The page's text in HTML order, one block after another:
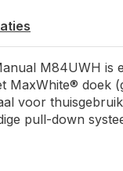
M84UWH is
MaxWhite® doek
voor
pull-down